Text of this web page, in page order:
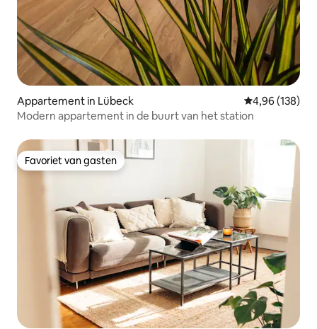
Appartement in Lübeck Gemiddelde
4,96 (138)
Modern appartement in de buurt van het station
Favoriet van gasten
Favoriet van gasten